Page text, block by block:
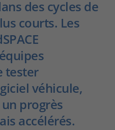
des cycles de
courts. Les
tester
véhicule,
progrès
accélérés.